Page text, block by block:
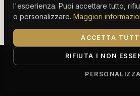
Monte Carlo
Corso Buenos Aires 64, 20124
l'esperienza. Puoi accettare tutto,
o personalizzare. Maggiori
ACCETTA
RIFIUTA I NON
PERSONALIZZA